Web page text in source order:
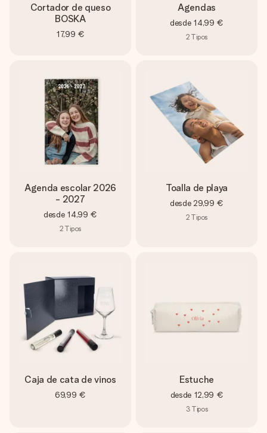
Cortador de queso
BOSKA
17,99 €
Agendas
desde 14,99 €
2 Tipos
Agenda escolar 2026
- 2027
desde 14,99 €
2 Tipos
Toalla de playa
desde 29,99 €
2 Tipos
Caja de cata de vinos
69,99 €
Estuche
desde 12,99 €
3 Tipos